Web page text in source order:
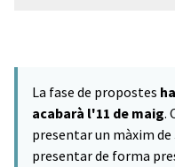
La fase de propostes
acabarà l'11 de maig.
presentar un màxim
presentar de forma